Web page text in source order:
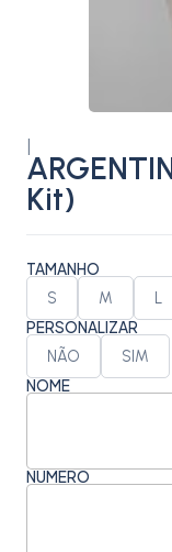
Kit)
TAMANHO
S M L
PERSONALIZAR
NÃO SIM
NOME
NÚMERO